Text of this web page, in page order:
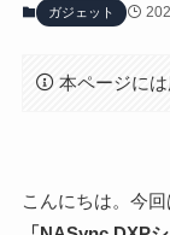
ガジェット
本ページには
こんにちは。今